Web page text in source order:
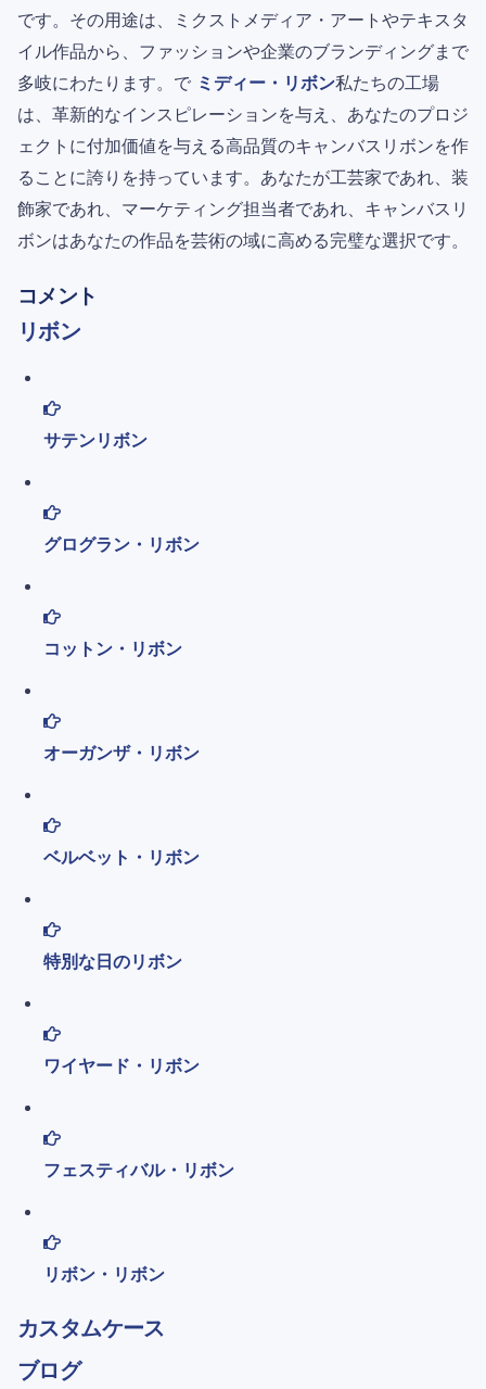
です。その用途は、ミクストメディア・アートやテキスタ
イル作品から、ファッションや企業のブランディングまで
多岐にわたります。で ミディー・リボン私たちの工場
は、革新的なインスピレーションを与え、あなたのプロジ
ェクトに付加価値を与える高品質のキャンバスリボンを作
ることに誇りを持っています。あなたが工芸家であれ、装
飾家であれ、マーケティング担当者であれ、キャンバスリ
ボンはあなたの作品を芸術の域に高める完璧な選択です。
コメント
リボン
サテンリボン
グログラン・リボン
コットン・リボン
オーガンザ・リボン
ベルベット・リボン
特別な日のリボン
ワイヤード・リボン
フェスティバル・リボン
リボン・リボン
カスタムケース
ブログ